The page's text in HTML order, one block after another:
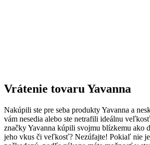
Vrátenie tovaru Yavanna
Nakúpili ste pre seba produkty Yavanna a
vám nesedia alebo ste netrafili ideálnu
značky Yavanna kúpili svojmu blízkemu ako
jeho vkus či veľkosť? Nezúfajte! Pokiaľ nie